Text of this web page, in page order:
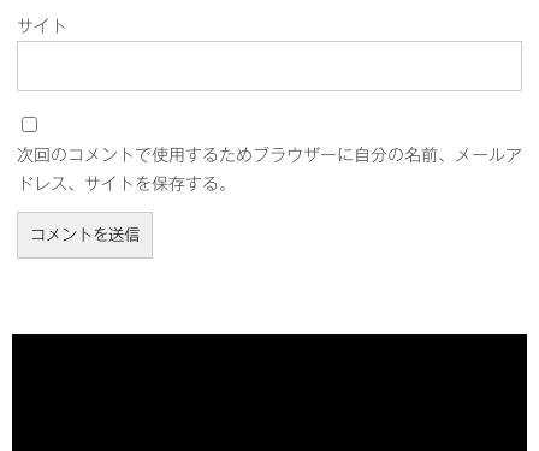
サイト
次回のコメントで使用するためブラウザーに自分の名前、メールア
ドレス、サイトを保存する。